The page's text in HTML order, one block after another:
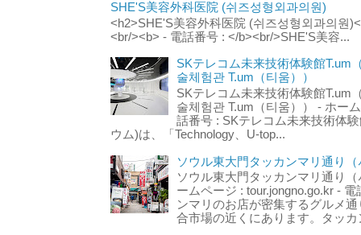
SHE'S美容外科医院 (쉬즈성형외과의원)
<h2>SHE'S美容外科医院 (쉬즈성형외과의원
<br/><b> - 電話番号 : </b><br/>SHE'S美容...
SKテレコム未来技術体験館T.um
술체험관 T.um（티움））
SKテレコム未来技術体験館T.um
술체험관 T.um（티움）） - ホー
話番号 : SKテレコム未来技術体
ウム)は、「Technology、U-top...
ソウル東大門タッカンマリ通り
ソウル東大門タッカンマリ通り
ームページ : tour.jongno.go.kr -
ンマリのお店が密集するグルメ
合市場の近くにあります。タッ